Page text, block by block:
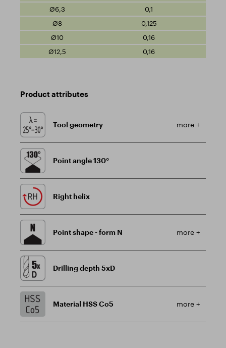
0,1
0,125
0,16
0,16
Product attributes
Tool geometry more +
Point angle 130°
Right helix
Point shape - form N more +
Drilling depth 5xD
Material HSS Co5 more +